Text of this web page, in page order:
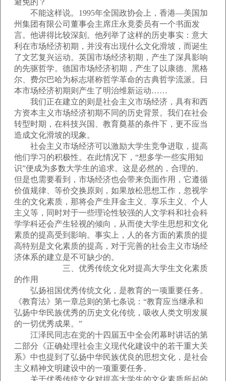
避免的？
不能这样说。1995年全国政协会上，香港—美国加
州集团有限公司董事会主席庄永竟委员有一个书面发
言。他讲得比较深刻。他列举了这样的历史事实：意大
利在市场经济初期，并没有出现什么文化滑坡，而诞生
了文艺复兴运动。英国市场经济初期，产生了深具影响
的先驱哲学。德国市场经济初期，产生了以康德、黑格
尔、费尔巴哈为标志堪称哲学革命的古典哲学流派。日
本市场经济初期则产生了明治维新运动……
我们正在建立的则是社会主义市场经济，具有和西
方资本主义市场经济初期不同的历史背景。我们在社会
转型时期，在科技兴国、教育奠基的条件下，更不应当
造成文化滑坡的现象。
社会主义市场经济可以激励大学生竞争进取，提高
他们学习的积极性。在此情况下，“想多学一些实用知
识”便成为多数大学生的追求。这是必然的，合理的。
但是也需要看到，市场经济也会带来负面作用，它遵循
价值规律、等价交换原则，如果放松思想工作，忽视学
生的文化素质，那将会产生拜金主义、享乐主义、个人
主义等，同时对于一些理论性较强的人文学科和社会科
学学科还会产生轻视的倾向，从而使大学生思想和文化
素质的提高受到影响。事实上，人的各方面的素质的提
高特别是文化素质的提高，对于完善的社会主义市场经
济体系的建立是不可缺少的。
三、优秀传统文化对提高大学生文化素质
的作用
弘扬祖国优秀传统文化，是教育的一项重要任务。
《教育法》第一章总则的第七条说：“教育应当继承和
弘扬中华民族优秀的历史文化传统，吸收人类文明发展
的一切优秀成果。”
江泽民同志在党的十四届五中全会闭幕时讲话的第
二部分《正确处理社会主义现代化建设中的若干重大关
系》中也提到了弘扬中华民族优良的思想文化，是社会
主义精神文明建设中的一项重要任务。
关于优秀传统文化对提高大学生的文化素质所起的